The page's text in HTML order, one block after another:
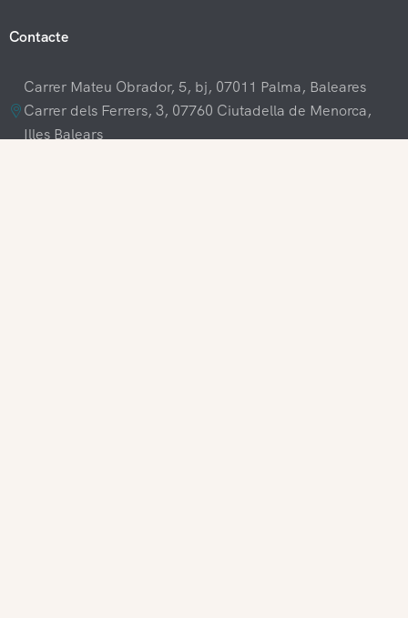
Contacte
Carrer Mateu Obrador, 5, bj, 07011 Palma, Baleares
Carrer dels Ferrers, 3, 07760 Ciutadella de Menorca,
Illes Balears